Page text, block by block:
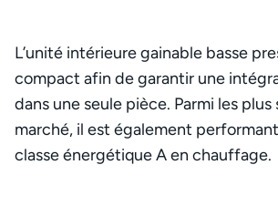
L’unité intérieure gainable basse
compact afin de garantir une
dans une seule pièce. Parmi les
marché, il est également
classe énergétique A en chauffage.